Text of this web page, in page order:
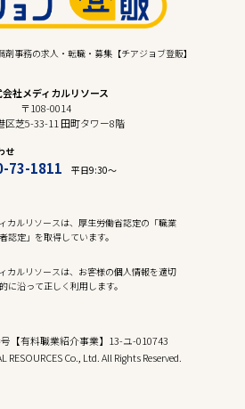
事務の求人・転職・募集【チアジョブ登販】
社メディカルリソース
〒108-0014
区芝5-33-11 田町タワー8階
せ
73-1811
平日9:30〜
カルリソースは、厚生労働省認定の「職業
認定」を取得しています。
カルリソースは、お客様の個人情報を適切
に沿って正しく利用します。
【有料職業紹介事業】13-ユ-010743
Co., Ltd. All Rights Reserved.